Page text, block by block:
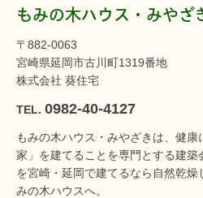
もみの木ハウス・みやざ
〒882-0063
宮崎県延岡市古川町1319番地
株式会社 葵住宅
TEL. 0982-40-4127
もみの木ハウス・みやざきは、健
家」を建てることを専門とする建
を宮崎・延岡で建てるなら自然乾燥
みの木ハウスへ。